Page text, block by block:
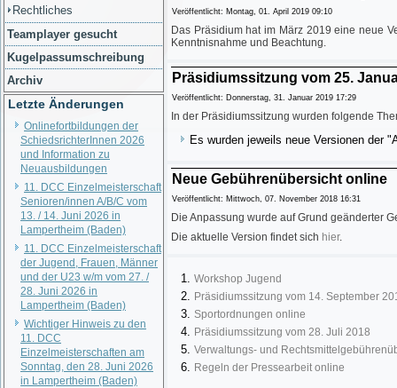
Rechtliches
Teamplayer gesucht
Kugelpassumschreibung
Archiv
Letzte Änderungen
Onlinefortbildungen der
SchiedsrichterInnen 2026
und Information zu
Neuausbildungen
11. DCC Einzelmeisterschaft
Senioren/innen A/B/C vom
13. / 14. Juni 2026 in
Lampertheim (Baden)
11. DCC Einzelmeisterschaft
der Jugend, Frauen, Männer
und der U23 w/m vom 27. /
28. Juni 2026 in
Lampertheim (Baden)
Wichtiger Hinweis zu den
11. DCC
Einzelmeisterschaften am
Sonntag, den 28. Juni 2026
in Lampertheim (Baden)
Veröffentlicht: Montag, 01. April 2019 09:10
Das Präsidium hat im März 2019 eine neue
Kenntnisnahme und Beachtung.
Präsidiumssitzung vom 25.
Veröffentlicht: Donnerstag, 31. Januar 2019 17:29
In der Präsidiumssitzung wurden folgende
Es wurden jeweils neue Versionen der
Neue Gebührenübersicht online
Veröffentlicht: Mittwoch, 07. November 2018 16:31
Die Anpassung wurde auf Grund geänderter
Die aktuelle Version findet sich hier.
Workshop Jugend
Präsidiumssitzung vom 14. September
Sportordnungen online
Präsidiumssitzung vom 28. Juli 2018
Verwaltungs- und
Regeln der Pressearbeit online